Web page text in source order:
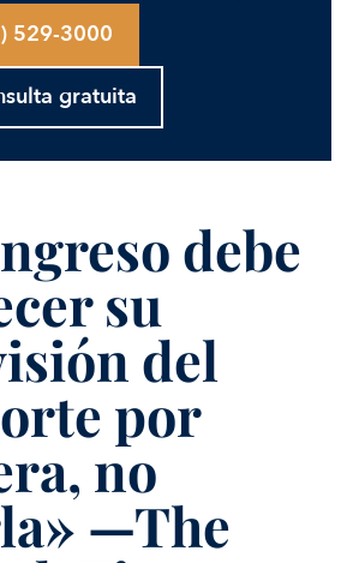
529-3000
gratuita
debe
su
del
por
no
—The